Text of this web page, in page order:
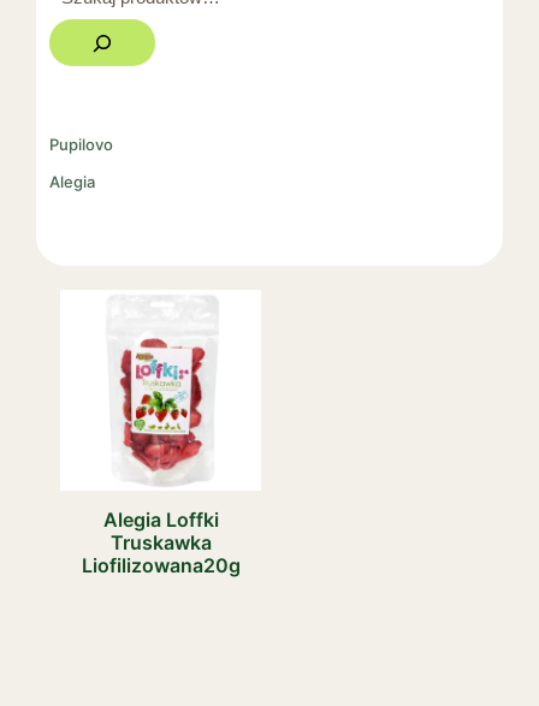
Pupilovo
Alegia
Alegia Loffki
Truskawka
Liofilizowana20g